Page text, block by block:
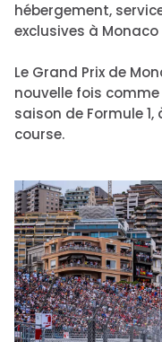
hébergement,
exclusives à
Le Grand Prix de
nouvelle fois
saison de Formule
course.